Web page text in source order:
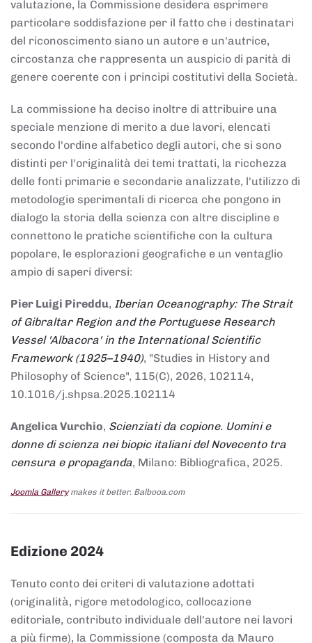
valutazione, la Commissione desidera esprimere
particolare soddisfazione per il fatto che i destinatari
del riconoscimento siano un autore e un'autrice,
circostanza che rappresenta un auspicio di parità di
genere coerente con i principi costitutivi della Società.
La commissione ha deciso inoltre di attribuire una
speciale menzione di merito a due lavori, elencati
secondo l'ordine alfabetico degli autori, che si sono
distinti per l'originalità dei temi trattati, la ricchezza
delle fonti primarie e secondarie analizzate, l'utilizzo di
metodologie sperimentali di ricerca che pongono in
dialogo la storia della scienza con altre discipline e
connettono le pratiche scientifiche con la cultura
popolare, le esplorazioni geografiche e un ventaglio
ampio di saperi diversi:
Pier Luigi Pireddu, Iberian Oceanography: The Strait
of Gibraltar Region and the Portuguese Research
Vessel 'Albacora' in the International Scientific
Framework (1925–1940), "Studies in History and
Philosophy of Science", 115(C), 2026, 102114,
10.1016/j.shpsa.2025.102114
Angelica Vurchio, Scienziati da copione. Uomini e
donne di scienza nei biopic italiani del Novecento tra
censura e propaganda, Milano: Bibliografica, 2025.
Joomla Gallerymakes it better. Balbooa.com
Edizione 2024
Tenuto conto dei criteri di valutazione adottati
(originalità, rigore metodologico, collocazione
editoriale, contributo individuale dell'autore nei lavori
a più firme), la Commissione (composta da Mauro